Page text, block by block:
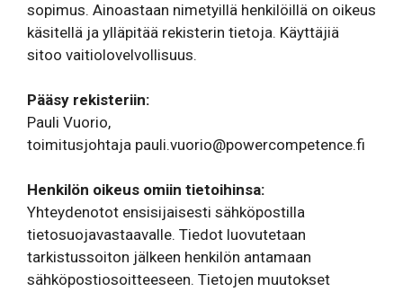
sopimus. Ainoastaan nimetyillä henkilöillä on oikeus
käsitellä ja ylläpitää rekisterin tietoja. Käyttäjiä
sitoo vaitiolovelvollisuus.
Pääsy rekisteriin:
Pauli Vuorio,
toimitusjohtaja pauli.vuorio@powercompetence.fi
Henkilön oikeus omiin tietoihinsa:
Yhteydenotot ensisijaisesti sähköpostilla
tietosuojavastaavalle. Tiedot luovutetaan
tarkistussoiton jälkeen henkilön antamaan
sähköpostiosoitteeseen. Tietojen muutokset